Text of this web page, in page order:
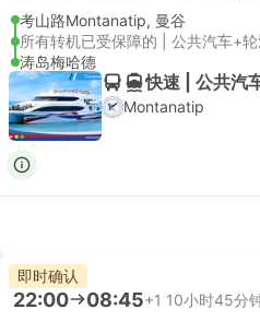
考山路Montanatip, 曼谷
所有转机已受保障的 | 公共汽车+轮
涛岛梅哈德
快速 | 公共汽
Montanatip
即时确认
22:00 08:45+1 10小时45分